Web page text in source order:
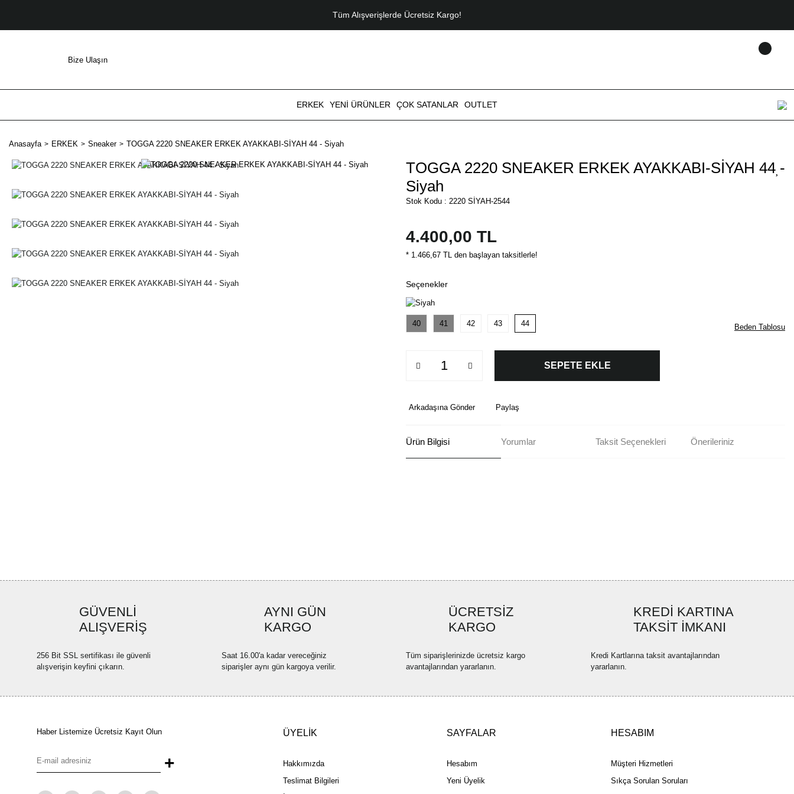
Tüm Alışverişlerde Ücretsiz Kargo!
Bize Ulaşın
ERKEK YENİ ÜRÜNLER ÇOK SATANLAR OUTLET
Anasayfa ERKEK Sneaker TOGGA 2220 SNEAKER ERKEK AYAKKABI-SİYAH 44 - Siyah
TOGGA 2220 SNEAKER ERKEK AYAKKABI-SİYAH 44 -
Siyah
Stok Kodu : 2220 SİYAH-2544
4.400,00 TL
* 1.466,67 TL den başlayan taksitlerle!
Seçenekler
40 41 42 43 44 Beden Tablosu
SEPETE EKLE
Arkadaşına Gönder Paylaş
Ürün Bilgisi Yorumlar Taksit Seçenekleri Önerileriniz
Bu ürüne benzer farklı alternatifler olmalı.
GÜVENLİ
ALIŞVERİŞ
256 Bit SSL sertifikası ile güvenli
alışverişin keyfini çıkarın.
AYNI GÜN
KARGO
Saat 16.00'a kadar vereceğiniz
siparişler aynı gün kargoya verilir.
ÜCRETSİZ
KARGO
Tüm siparişlerinizde ücretsiz kargo
avantajlarından yararlanın.
KREDİ KARTINA
TAKSİT İMKANI
Kredi Kartlarına taksit avantajlarından
yararlanın.
Haber Listemize Ücretsiz Kayıt Olun
+
ÜYELİK
Hakkımızda
Teslimat Bilgileri
SAYFALAR
Hesabım
Yeni Üyelik
HESABIM
Müşteri Hizmetleri
Sıkça Sorulan Soruları